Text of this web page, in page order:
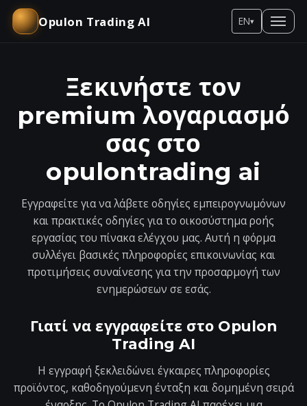
Opulon Trading AI EN▾
Ξεκινήστε τον
premium λογαριασμό
σας στο
opulontrading ai
Εγγραφείτε για να λάβετε οδηγίες εμπειρογνωμόνων
και πρακτικές οδηγίες για το οικοσύστημα ροής
εργασίας του πίνακα ελέγχου μας. Αυτή η φόρμα
συλλέγει βασικές πληροφορίες επικοινωνίας και
προτιμήσεις συναίνεσης για την προσαρμογή των
ενημερώσεων σε εσάς.
Γιατί να εγγραφείτε στο Opulon
Trading AI
Η εγγραφή ξεκλειδώνει έγκαιρες πληροφορίες
προϊόντος, καθοδηγούμενη ένταξη και δομημένη σειρά